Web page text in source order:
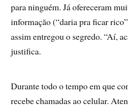
para ninguém. Já ofereceram
informação (“daria pra ficar
assim entregou o segredo. “Aí,
justifica.
Durante todo o tempo em que
recebe chamadas ao celular.